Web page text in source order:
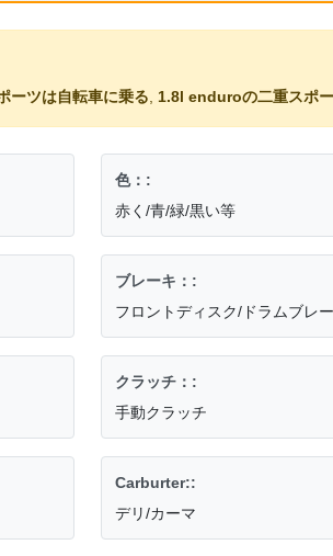
ーツは自転車に乗る, 1.8l enduroの二重スポ
色：:
赤く/青/緑/黒い等
ブレーキ：:
フロントディスク/ドラムブレ
クラッチ：:
手動クラッチ
Carburter::
デリ/カーマ